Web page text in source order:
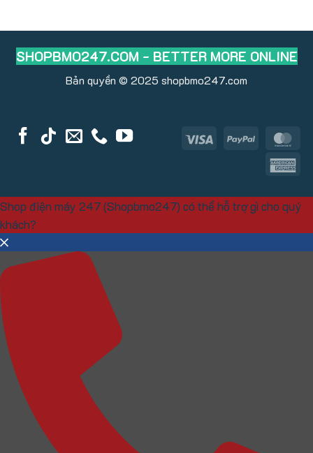
SHOPBMO247.COM - BETTER MORE ONLINE
Bản quyền © 2025 shopbmo247.com
Visa PayPal
Shop điện máy 247 (Shopbmo247) có thể hỗ trợ gì cho quý
khách?